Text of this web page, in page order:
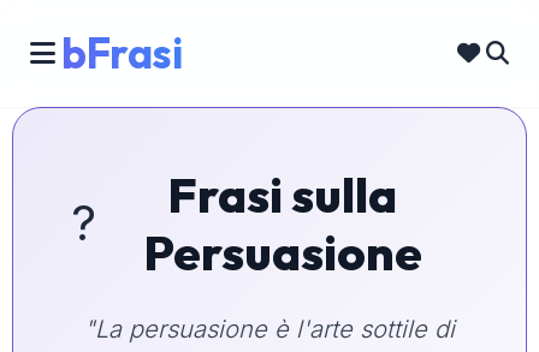
bFrasi
?️
Frasi sulla
Persuasione
"La persuasione è l'arte sottile di